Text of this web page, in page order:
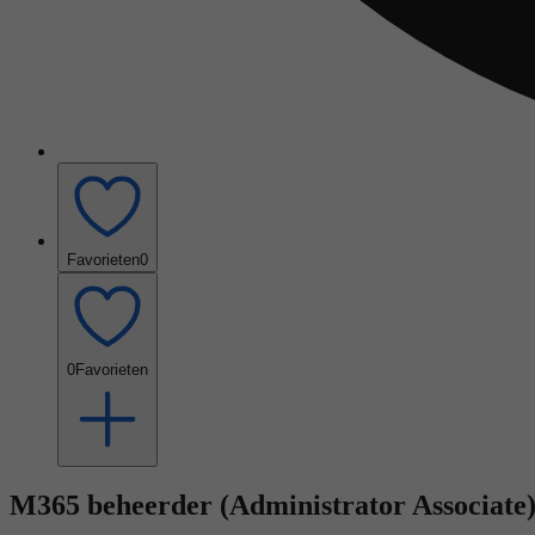
Favorieten0
0Favorieten
M365 beheerder (Administrator Associate)